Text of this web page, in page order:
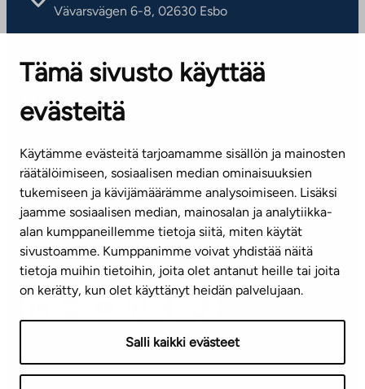
Tämä sivusto käyttää
evästeitä
Käytämme evästeitä tarjoamamme sisällön ja mainosten
räätälöimiseen, sosiaalisen median ominaisuuksien
tukemiseen ja kävijämäärämme analysoimiseen. Lisäksi
jaamme sosiaalisen median, mainosalan ja analytiikka-
alan kumppaneillemme tietoja siitä, miten käytät
sivustoamme. Kumppanimme voivat yhdistää näitä
tietoja muihin tietoihin, joita olet antanut heille tai joita
on kerätty, kun olet käyttänyt heidän palvelujaan.
Salli kaikki evästeet
Vävarsvägen 6-8, 02630 Esbo
Kontaktinformation
KUNDSERVICE
(vardagar kl. 8–16)
info@ta.fi
Nyhetsbrev (på finska)